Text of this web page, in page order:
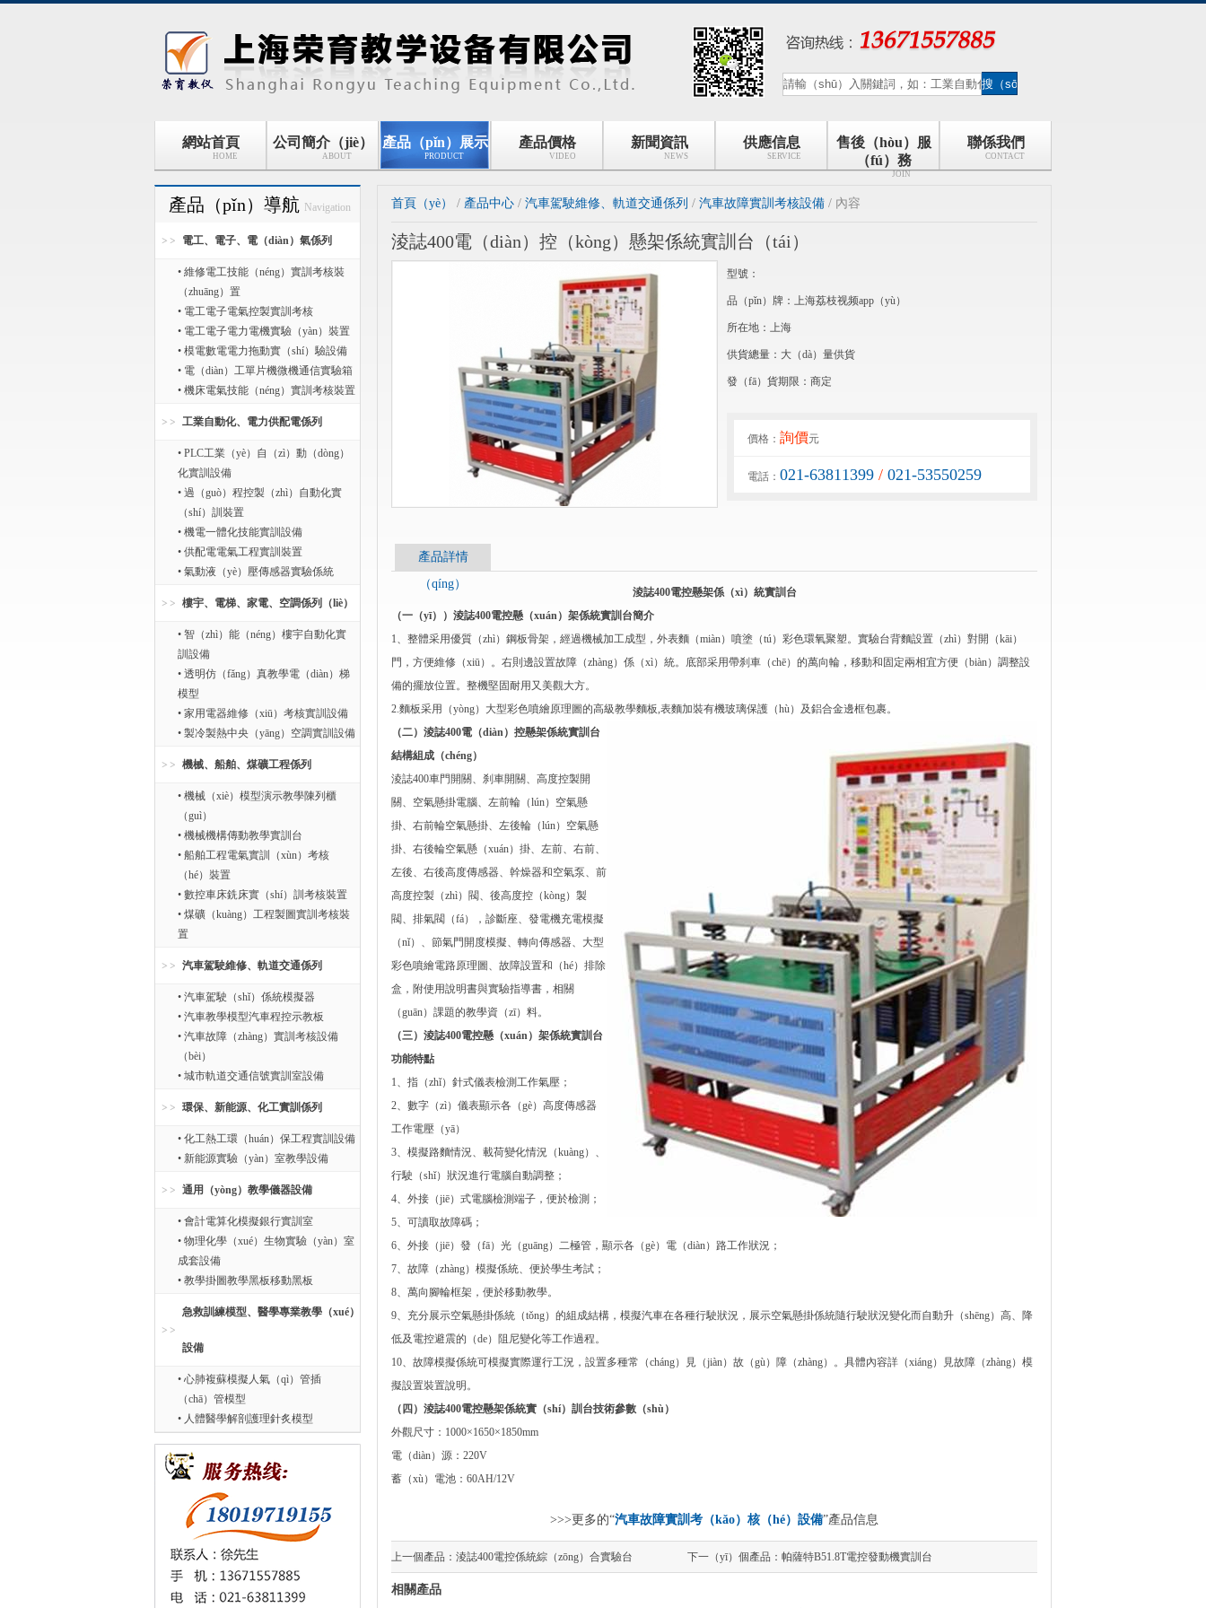
網站首頁
HOME
公司簡介（jiè）
ABOUT
產品（pǐn）展示
PRODUCT
產品價格
VIDEO
新聞資訊
NEWS
供應信息
SERVICE
售後（hòu）服
（fú）務
JOIN
聯係我們
CONTACT
產品（pǐn）導航 Navigation
電工、電子、電（diàn）氣係列
• 維修電工技能（néng）實訓考核裝
（zhuāng）置
• 電工電子電氣控製實訓考核
• 電工電子電力電機實驗（yàn）裝置
• 模電數電電力拖動實（shí）驗設備
• 電（diàn）工單片機微機通信實驗箱
• 機床電氣技能（néng）實訓考核裝置
工業自動化、電力供配電係列
• PLC工業（yè）自（zì）動（dòng）
化實訓設備
• 過（guò）程控製（zhì）自動化實
（shí）訓裝置
• 機電一體化技能實訓設備
• 供配電電氣工程實訓裝置
• 氣動液（yè）壓傳感器實驗係統
樓宇、電梯、家電、空調係列（liè）
• 智（zhì）能（néng）樓宇自動化實
訓設備
• 透明仿（fǎng）真教學電（diàn）梯
模型
• 家用電器維修（xiū）考核實訓設備
• 製冷製熱中央（yāng）空調實訓設備
機械、船舶、煤礦工程係列
• 機械（xiè）模型演示教學陳列櫃
（guì）
• 機械機構傳動教學實訓台
• 船舶工程電氣實訓（xùn）考核
（hé）裝置
• 數控車床銑床實（shí）訓考核裝置
• 煤礦（kuàng）工程製圖實訓考核裝
置
汽車駕駛維修、軌道交通係列
• 汽車駕駛（shǐ）係統模擬器
• 汽車教學模型汽車程控示教板
• 汽車故障（zhàng）實訓考核設備
（bèi）
• 城市軌道交通信號實訓室設備
環保、新能源、化工實訓係列
• 化工熱工環（huán）保工程實訓設備
• 新能源實驗（yàn）室教學設備
通用（yòng）教學儀器設備
• 會計電算化模擬銀行實訓室
• 物理化學（xué）生物實驗（yàn）室
成套設備
• 教學掛圖教學黑板移動黑板
急救訓練模型、醫學專業教學（xué）
設備
• 心肺複蘇模擬人氣（qì）管插
（chā）管模型
• 人體醫學解剖護理針炙模型
首頁（yè） / 產品中心 / 汽車駕駛維修、軌道交通係列 / 汽車故障實訓考核設備 / 內容
淩誌400電（diàn）控（kòng）懸架係統實訓台（tái）
型號：
品（pǐn）牌：上海荔枝视频app（yù）
所在地：上海
供貨總量：大（dà）量供貨
發（fā）貨期限：商定
價格： 詢價元
電話： 021-63811399 / 021-53550259
產品詳情
（qíng）
淩誌400電控懸架係（xì）統實訓台
（一（yī））淩誌400電控懸（xuán）架係統實訓台簡介
1、整體采用優質（zhì）鋼板骨架，經過機械加工成型，外表麵（miàn）噴塗（tú）彩色環氧聚塑。實驗台背麵設置（zhì）對開（kāi）
門，方便維修（xiū）。右則邊設置故障（zhàng）係（xì）統。底部采用帶刹車（chē）的萬向輪，移動和固定兩相宜方便（biàn）調整設
備的擺放位置。整機堅固耐用又美觀大方。
2.麵板采用（yòng）大型彩色噴繪原理圖的高級教學麵板,表麵加裝有機玻璃保護（hù）及鋁合金邊框包裹。
（二）淩誌400電（diàn）控懸架係統實訓台
結構組成（chéng）
淩誌400車門開關、刹車開關、高度控製開
關、空氣懸掛電腦、左前輪（lún）空氣懸
掛、右前輪空氣懸掛、左後輪（lún）空氣懸
掛、右後輪空氣懸（xuán）掛、左前、右前、
左後、右後高度傳感器、幹燥器和空氣泵、前
高度控製（zhì）閥、後高度控（kòng）製
閥、排氣閥（fá），診斷座、發電機充電模擬
（nǐ）、節氣門開度模擬、轉向傳感器、大型
彩色噴繪電路原理圖、故障設置和（hé）排除
盒，附使用說明書與實驗指導書，相關
（guān）課題的教學資（zī）料。
（三）淩誌400電控懸（xuán）架係統實訓台
功能特點
1、指（zhǐ）針式儀表檢測工作氣壓；
2、數字（zì）儀表顯示各（gè）高度傳感器
工作電壓（yā）
3、模擬路麵情況、載荷變化情況（kuàng）、
行駛（shǐ）狀況進行電腦自動調整；
4、外接（jiē）式電腦檢測端子，便於檢測；
5、可讀取故障碼；
6、外接（jiē）發（fā）光（guāng）二極管，顯示各（gè）電（diàn）路工作狀況；
7、故障（zhàng）模擬係統、便於學生考試；
8、萬向腳輪框架，便於移動教學。
9、充分展示空氣懸掛係統（tǒng）的組成結構，模擬汽車在各種行駛狀況，展示空氣懸掛係統隨行駛狀況變化而自動升（shēng）高、降
低及電控避震的（de）阻尼變化等工作過程。
10、故障模擬係統可模擬實際運行工況，設置多種常（cháng）見（jiàn）故（gù）障（zhàng）。具體內容詳（xiáng）見故障（zhàng）模
擬設置裝置說明。
（四）淩誌400電控懸架係統實（shí）訓台技術參數（shù）
外觀尺寸：1000×1650×1850mm
電（diàn）源：220V
蓄（xù）電池：60AH/12V
>>>更多的“汽車故障實訓考（kǎo）核（hé）設備”產品信息
上一個產品： 淩誌400電控係統綜（zōng）合實驗台 下一（yī）個產品： 帕薩特B51.8T電控發動機實訓台
相關產品